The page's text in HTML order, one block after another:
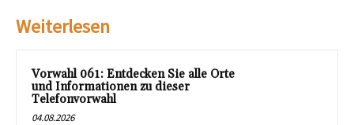
Weiterlesen
Vorwahl 061: Entdecken Sie alle Orte
und Informationen zu dieser
Telefonvorwahl
04.08.2026